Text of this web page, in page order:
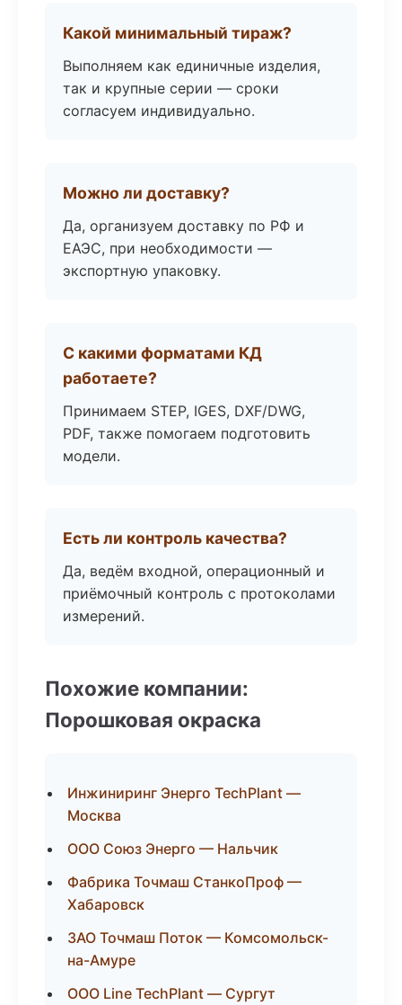
Какой минимальный тираж?
Выполняем как единичные изделия,
так и крупные серии — сроки
согласуем индивидуально.
Можно ли доставку?
Да, организуем доставку по РФ и
ЕАЭС, при необходимости —
экспортную упаковку.
С какими форматами КД
работаете?
Принимаем STEP, IGES, DXF/DWG,
PDF, также помогаем подготовить
модели.
Есть ли контроль качества?
Да, ведём входной, операционный и
приёмочный контроль с протоколами
измерений.
Похожие компании:
Порошковая окраска
Инжиниринг Энерго TechPlant —
Москва
ООО Союз Энерго — Нальчик
Фабрика Точмаш СтанкоПроф —
Хабаровск
ЗАО Точмаш Поток — Комсомольск-
на-Амуре
ООО Line TechPlant — Сургут